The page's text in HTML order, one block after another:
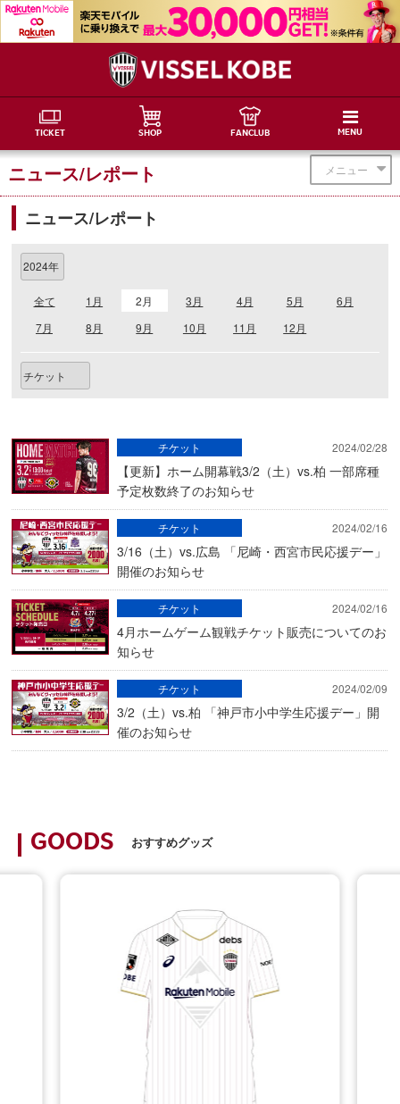
TICKET SHOP FANCLUB MENU
メニュー
ニュース/レポート
ニュース/レポート
全て 1月 2月 3月 4月 5月
6月
7月
8月 9月 10月 11月 12月
2024/02/28
【更新】ホーム開幕戦3/2（土）vs.柏 一部席種
予定枚数終了のお知らせ
チケット
2024/02/16
3/16（土）vs.広島 「尼崎・西宮市民応援デー」
開催のお知らせ
チケット
2024/02/16
4月ホームゲーム観戦チケット販売についてのお
知らせ
チケット
2024/02/09
3/2（土）vs.柏 「神戸市小中学生応援デー」開
催のお知らせ
チケット
GOODS おすすめグッズ